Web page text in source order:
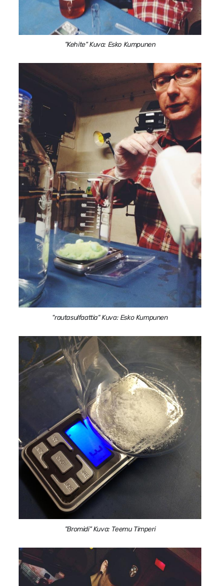
"Kehite" Kuva: Esko Kumpunen
"rautasulfaattia" Kuva: Esko Kumpunen
"Bromidi" Kuva: Teemu Timperi